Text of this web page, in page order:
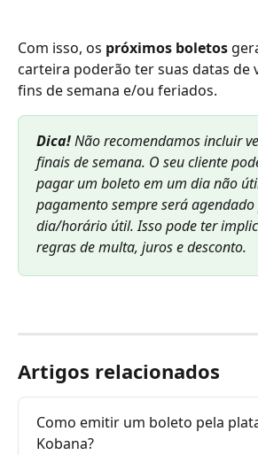
Com isso, os próximos boletos
carteira poderão ter suas datas de
fins de semana e/ou feriados.﻿
Dica! Não recomendamos incluir
finais de semana. O seu cliente
pagar um boleto em um dia não
pagamento sempre será
dia/horário útil. Isso pode ter
regras de multa, juros e desconto.
Artigos relacionados
Como emitir um boleto pela
Kobana?